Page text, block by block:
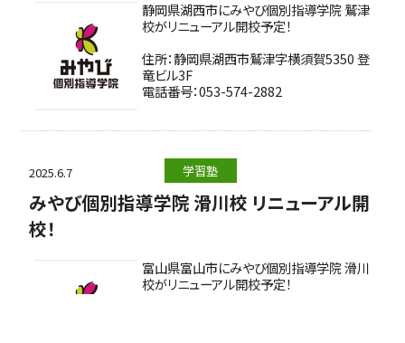
静岡県湖西市にみやび個別指導学院 鷲津
校がリニューアル開校予定！
住所：静岡県湖西市鷲津字横須賀5350 登
竜ビル3F
電話番号：053-574-2882
学習塾
みやび個別指導学院 滑川校 リニューアル開
校！
2025.6.7
富山県富山市にみやび個別指導学院 滑川
校がリニューアル開校予定！